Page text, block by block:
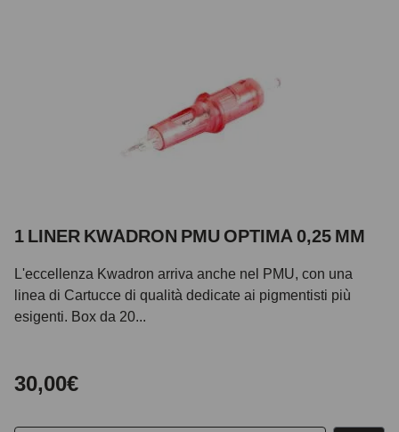
1 LINER KWADRON PMU OPTIMA 0,25 MM
L'eccellenza Kwadron arriva anche nel PMU, con una
linea di Cartucce di qualità dedicate ai pigmentisti più
esigenti. Box da 20...
30,00€